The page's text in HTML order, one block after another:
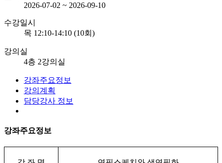
2026-07-02 ~ 2026-09-10
수강일시
목 12:10-14:10 (10회)
강의실
4층 2강의실
강좌주요정보
강의계획
담당강사 정보
강좌주요정보